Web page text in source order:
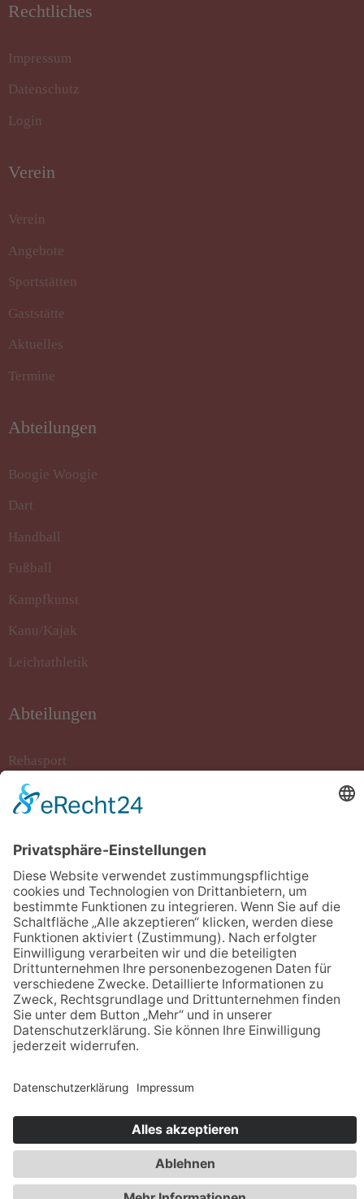
Rechtliches
Impressum
Datenschutz
Login
Verein
Verein
Angebote
Sportstätten
Gaststätte
Aktuelles
Termine
Abteilungen
Boogie Woogie
Dart
Handball
Fußball
Kampfkunst
Kanu/Kajak
Leichtathletik
Abteilungen
Rehasport
Rollstuhlbasketball
Stockschiessen
Tanzsport
Turnen/Fitness/Gymnastik
Volleyball
Kontakt
ETSV 09 Landshut
84030 Landshut